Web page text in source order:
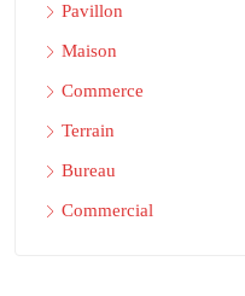
Pavillon
Maison
Commerce
Terrain
Bureau
Commercial